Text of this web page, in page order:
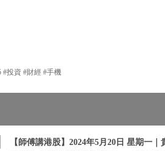
#投資 #財經 #手機
【師傅講港股】2024年5月20日 星期一